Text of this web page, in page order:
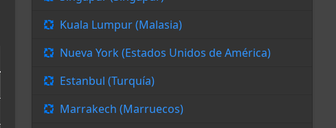
Kuala Lumpur (Malasia)
Nueva York (Estados Unidos de América)
Estanbul (Turquía)
Marrakech (Marruecos)